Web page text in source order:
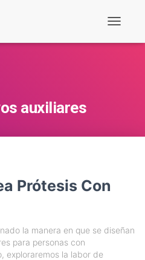
auxiliares
Prótesis Con
la manera en que se diseñan
para personas con
exploraremos la labor de